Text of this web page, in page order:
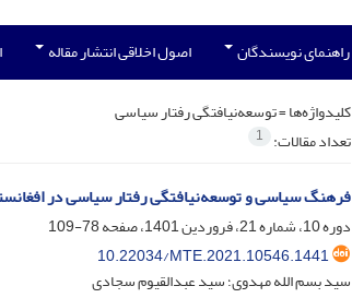
راهنمای نویسندگان اصول اخلاقی انتشار مقاله
کلیدواژه‌ها =توسعه‌نیافتگی رفتار سیاسی
تعداد مقالات: 1
فرهنگ سیاسی و توسعه‌نیافتگی رفتار سیاسی در
دوره 10، شماره 21، فروردین 1401، صفحه
78-109
10.22034/MTE.2021.10546.1441
سید بسم الله مهدوی؛ سید عبدالقیوم سجادی